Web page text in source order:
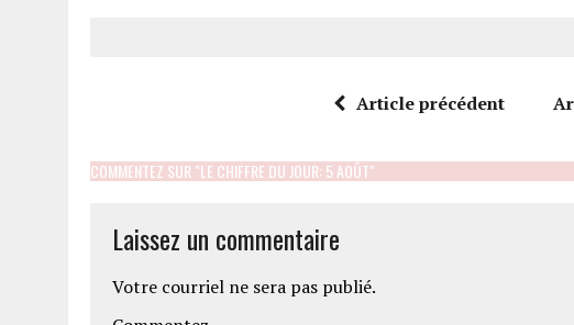
Article précédent
COMMENTEZ SUR "LE CHIFFRE DU JOUR: 5 AOÛT"
Laissez un commentaire
Votre courriel ne sera pas publié.